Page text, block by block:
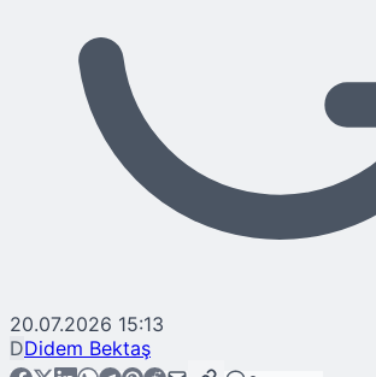
20.07.2026 15:13
DDidem Bektaş